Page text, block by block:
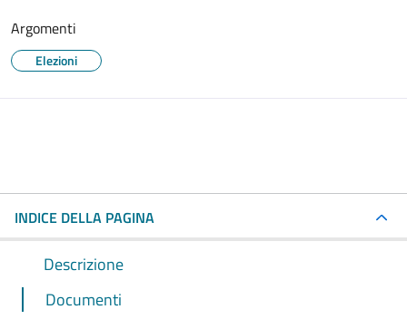
Argomenti
Elezioni
INDICE DELLA PAGINA
Descrizione
Documenti